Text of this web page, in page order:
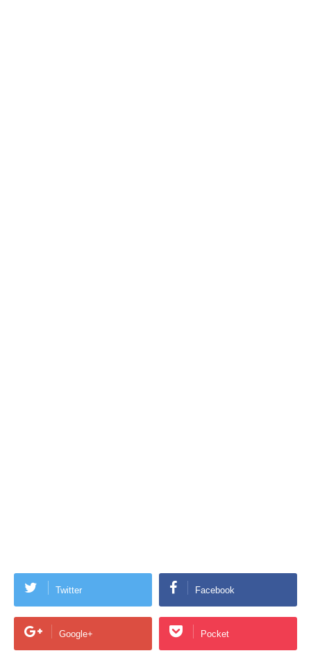
Twitter Facebook
Google+ Pocket